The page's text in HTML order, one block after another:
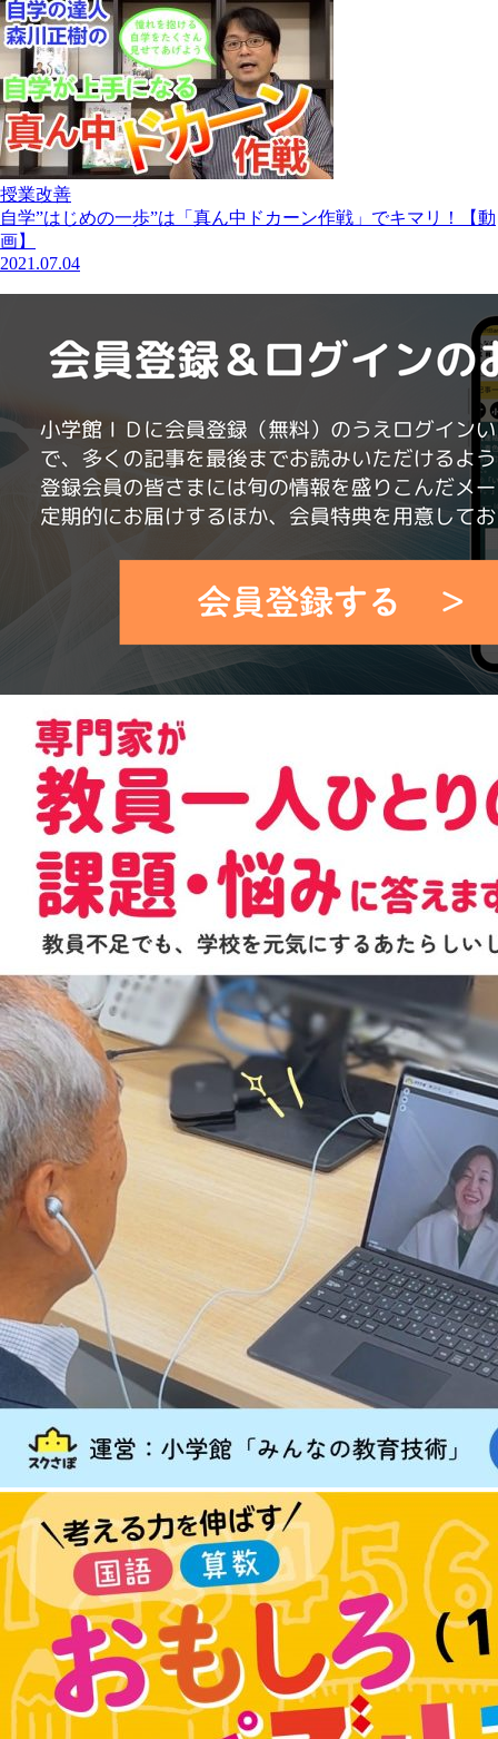
授業改善
自学”はじめの一歩”は「真ん中ドカーン作戦」でキマリ！【動
画】
2021.07.04